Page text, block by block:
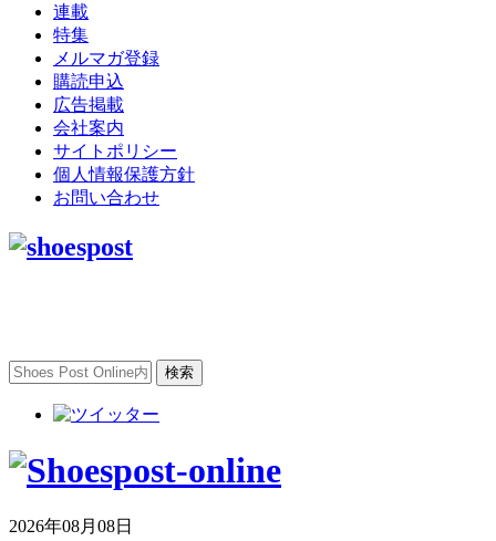
連載
特集
メルマガ登録
購読申込
広告掲載
会社案内
サイトポリシー
個人情報保護方針
お問い合わせ
2026年08月08日